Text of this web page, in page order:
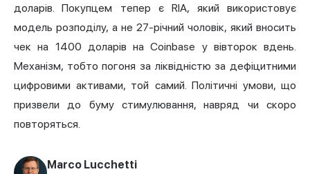
доларів. Покупцем тепер є RIA, який використовує
модель розподілу, а не 27-річний чоловік, який вносить
чек на 1400 доларів на Coinbase у вівторок вдень.
Механізм, тобто погоня за ліквідністю за дефіцитними
цифровими активами, той самий. Політичні умови, що
призвели до буму стимулювання, навряд чи скоро
повторяться.
Marco Lucchetti